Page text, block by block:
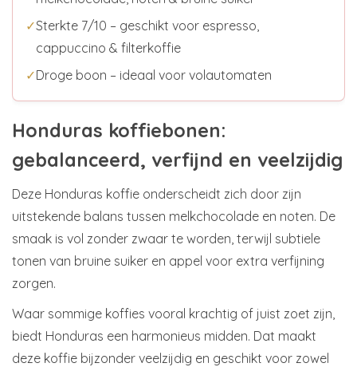
✓Sterkte 7/10 – geschikt voor espresso,
cappuccino & filterkoffie
✓Droge boon – ideaal voor volautomaten
Honduras koffiebonen:
gebalanceerd, verfijnd en veelzijdig
Deze Honduras koffie onderscheidt zich door zijn
uitstekende balans tussen melkchocolade en noten. De
smaak is vol zonder zwaar te worden, terwijl subtiele
tonen van bruine suiker en appel voor extra verfijning
zorgen.
Waar sommige koffies vooral krachtig of juist zoet zijn,
biedt Honduras een harmonieus midden. Dat maakt
deze koffie bijzonder veelzijdig en geschikt voor zowel